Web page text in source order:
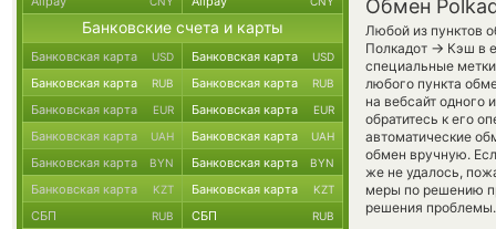
Обмен
Любой из пунктов
Полкадот → Кэш в
специальные
любого пункта
на вебсайт
обратитесь к его
автоматические
обмен вручную.
же не удалось,
меры по решению
решения проблемы.
Банковские счета и карты
Банковская карта USD Банковская карта USD
Банковская карта RUB Банковская карта RUB
Банковская карта EUR Банковская карта EUR
Банковская карта UAH Банковская карта UAH
Банковская карта BYN Банковская карта BYN
Банковская карта KZT Банковская карта KZT
СБП RUB СБП RUB